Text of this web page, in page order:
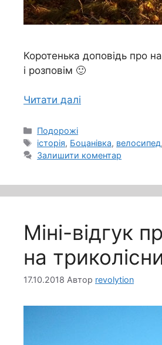
Коротенька доповідь про
і розповім 🙂
Читати далі
Категорії
Подорожі
Позначки
історія, Боцанівка, велосипед,
Залишити коментар
Міні-відгук
на
17.10.2018 Автор revolytion